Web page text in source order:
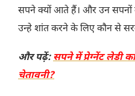
सपने क्यों आते हैं। और उन सपनों
उन्हे शांत करने के लिए कौन से
और पढ़ें:सपने में प्रेग्नेंट लेडी
चेतावनी?